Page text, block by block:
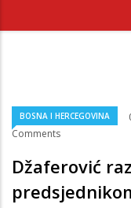
BOSNA I HERCEGOVINA
Comments
Džaferović